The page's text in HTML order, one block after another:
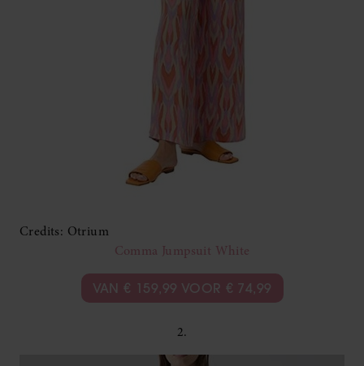
Credits: Otrium
Comma Jumpsuit White
VAN € 159,99 VOOR € 74,99
2.